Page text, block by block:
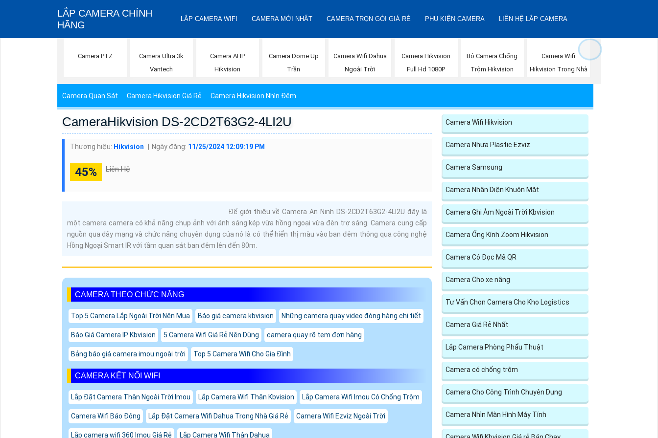
LẮP CAMERA CHÍNH
HÃNG
LẮP CAMERA WIFI CAMERA MỚI NHẤT CAMERA TRỌN GÓI GIÁ RẺ PHỤ KIỆN CAMERA LIÊN HỆ LẮP CAMERA
Camera PTZ
Camera Ultra 3k
Vantech
Camera AI IP
Hikvision
Camera Dome Up
Trần
Camera Wifi Dahua
Ngoài Trời
Camera Hikvision
Full Hd 1080P
Bộ Camera Chống
Trộm Hikvision
Camera Wifi
Hikvision Trong Nhà
Camera Quan Sát Camera Hikvision Giá Rẻ Camera Hikvision Nhìn Đêm
CameraHikvision DS-2CD2T63G2-4LI2U
Thương hiệu: Hikvision Ngày đăng: 11/25/2024 12:09:19 PM
45% Liên Hệ
Để giới thiệu về Camera An Ninh DS-2CD2T63G2-4LI2U đây là
một camera camera có khả năng chụp ảnh với ánh sáng kép vừa hồng ngoại vừa đèn trợ sáng. Camera cung cấp
nguồn qua dây mạng và chức năng chuyên dụng của nó là có thể hiển thị màu vào ban đêm thông qua công nghệ
Hồng Ngoại Smart IR với tầm quan sát ban đêm lên đến 80m.
CAMERA THEO CHỨC NĂNG
Top 5 Camera Lắp Ngoài Trời Nên Mua Báo giá camera kbvision Những camera quay video đóng hàng chi tiết
Báo Giá Camera IP Kbvision 5 Camera Wifi Giá Rẻ Nên Dùng camera quay rõ tem đơn hàng
Bảng báo giá camera imou ngoài trời Top 5 Camera Wifi Cho Gia Đình
CAMERA KẾT NỐI WIFI
Lắp Đặt Camera Thân Ngoài Trời Imou Lắp Camera Wifi Thân Kbvision Lắp Camera Wifi Imou Có Chống Trộm
Camera Wifi Báo Động Lắp Đặt Camera Wifi Dahua Trong Nhà Giá Rẻ Camera Wifi Ezviz Ngoài Trời
Lắp camera wifi 360 Imou Giá Rẻ Lắp Camera Wifi Thân Dahua
Camera Wifi Hikvision
Camera Nhựa Plastic Ezviz
Camera Samsung
Camera Nhận Diện Khuôn Mặt
Camera Ghi Âm Ngoài Trời Kbvision
Camera Ống Kính Zoom Hikvision
Camera Có Đọc Mã QR
Camera Cho xe nâng
Tư Vấn Chọn Camera Cho Kho Logistics
Camera Giá Rẻ Nhất
Lắp Camera Phòng Phẩu Thuật
Camera có chống trộm
Camera Cho Công Trình Chuyên Dụng
Camera Nhìn Màn Hình Máy Tính